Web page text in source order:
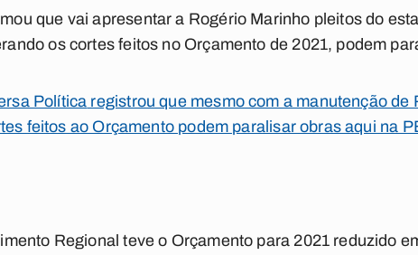
que vai apresentar a Rogério Marinho pleitos do
os cortes feitos no Orçamento de 2021, podem
Política registrou que mesmo com a manutenção de
feitos ao Orçamento podem paralisar obras aqui na
Regional teve o Orçamento para 2021 reduzido